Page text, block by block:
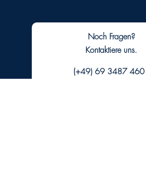
Noch Fragen?
Kontaktiere uns.
(+49) 69 3487 4601